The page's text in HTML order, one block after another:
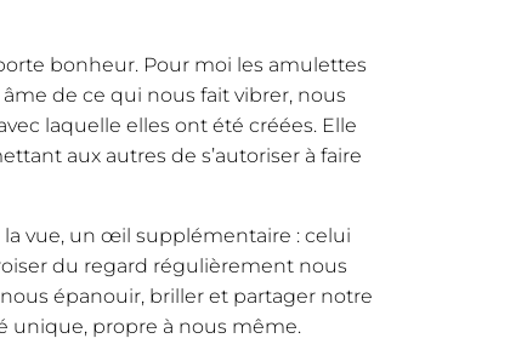
bonheur. Pour moi les amulettes
de ce qui nous fait vibrer, nous
laquelle elles ont été créées. Elle
aux autres de s’autoriser à faire
vue, un œil supplémentaire : celui
du regard régulièrement nous
épanouir, briller et partager notre
unique, propre à nous même.